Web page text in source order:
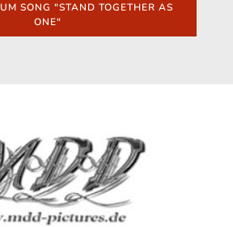
SONG "STAND TOGETHER AS
ONE"